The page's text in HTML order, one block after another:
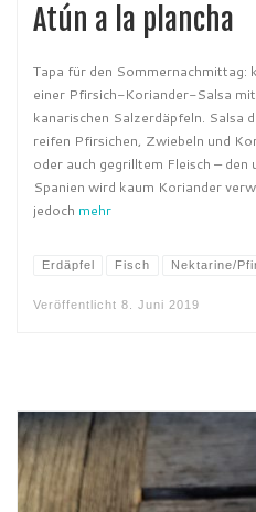
Atún a la plancha
Tapa für den Sommernachmittag:
einer Pfirsich-Koriander-Salsa mit
kanarischen Salzerdäpfeln. Salsa
reifen Pfirsichen, Zwiebeln und
oder auch gegrilltem Fleisch –
Spanien wird kaum Koriander
jedoch mehr
Erdäpfel Fisch Nektarine/
Veröffentlicht 8. Juni 2019